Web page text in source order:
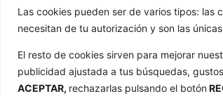
Las cookies pueden ser de varios tipos: las
necesitan de tu autorización y son las
El resto de cookies sirven para mejorar
publicidad ajustada a tus búsquedas,
ACEPTAR, rechazarlas pulsando el botón